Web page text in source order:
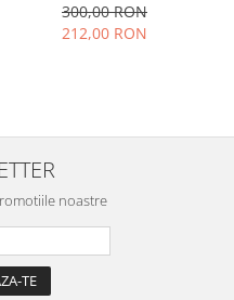
300,00 RON
212,00 RON
noastre